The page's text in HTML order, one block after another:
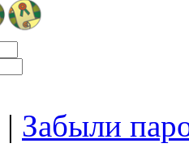
| Забыли